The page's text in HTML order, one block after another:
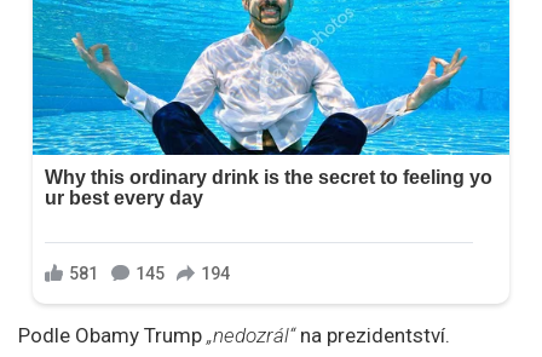
Podle Obamy Trump „nedozrál“ na prezidentství.